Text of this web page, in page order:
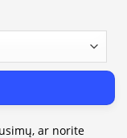
ar norite